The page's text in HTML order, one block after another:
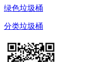
绿色垃圾桶
分类垃圾桶